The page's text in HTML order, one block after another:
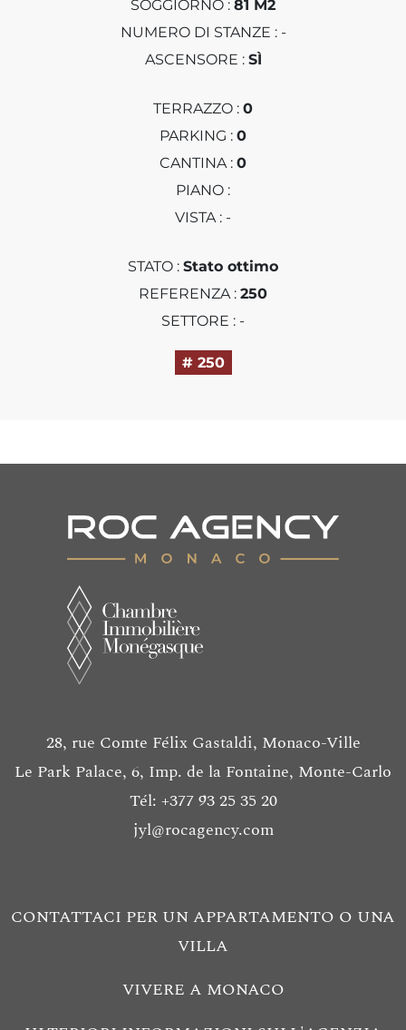
SOGGIORNO : 81 M2
NUMERO DI STANZE : -
ASCENSORE : SÌ
TERRAZZO : 0
PARKING : 0
CANTINA : 0
PIANO :
VISTA : -
STATO : Stato ottimo
REFERENZA : 250
SETTORE : -
# 250
28, rue Comte Félix Gastaldi, Monaco-Ville
Le Park Palace, 6, Imp. de la Fontaine, Monte-Carlo
Tél: +377 93 25 35 20
jyl@rocagency.com
CONTATTACI PER UN APPARTAMENTO O UNA
VILLA
VIVERE A MONACO